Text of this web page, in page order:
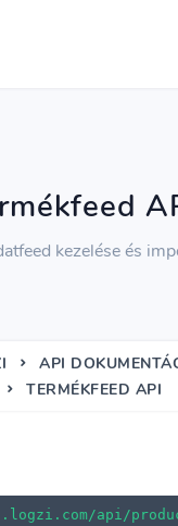
kezelése és
API
TERMÉKFEED API
api/